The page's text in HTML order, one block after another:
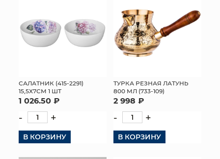
САЛАТНИК (415-2291)
15,5Х7СМ 1 ШТ
1 026.50 ₽
- +
В КОРЗИНУ
ТУРКА РЕЗНАЯ ЛАТУНЬ
800 МЛ (733-109)
2 998 ₽
- +
В КОРЗИНУ